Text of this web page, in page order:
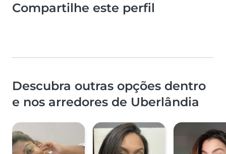
Compartilhe este perfil
Descubra outras opções dentro
e nos arredores de Uberlândia